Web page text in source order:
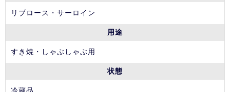
リブロース・サーロイン
用途
すき焼・しゃぶしゃぶ用
状態